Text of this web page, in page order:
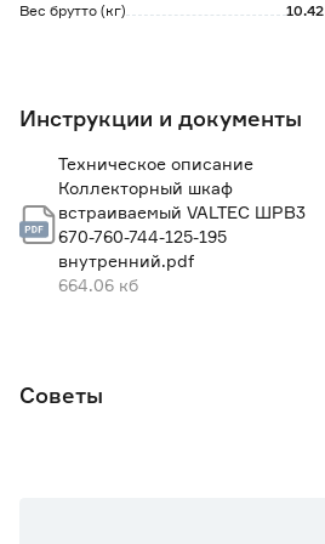
Вес брутто (кг) 10.42
Инструкции и документы
Техническое описание
Коллекторный шкаф
встраиваемый VALTEC ШРВ3
670-760-744-125-195
внутренний.pdf
664.06 кб
Советы